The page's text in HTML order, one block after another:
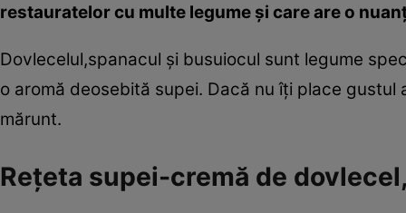
restauratelor cu multe legume şi care are o
Dovlecelul,spanacul şi busuiocul sunt legume
o aromă deosebită supei. Dacă nu îţi place
mărunt.
Reţeta supei-cremă de